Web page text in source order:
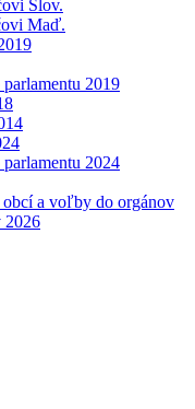
Slov.
Maď.
2019
2024
a voľby do orgánov
2026